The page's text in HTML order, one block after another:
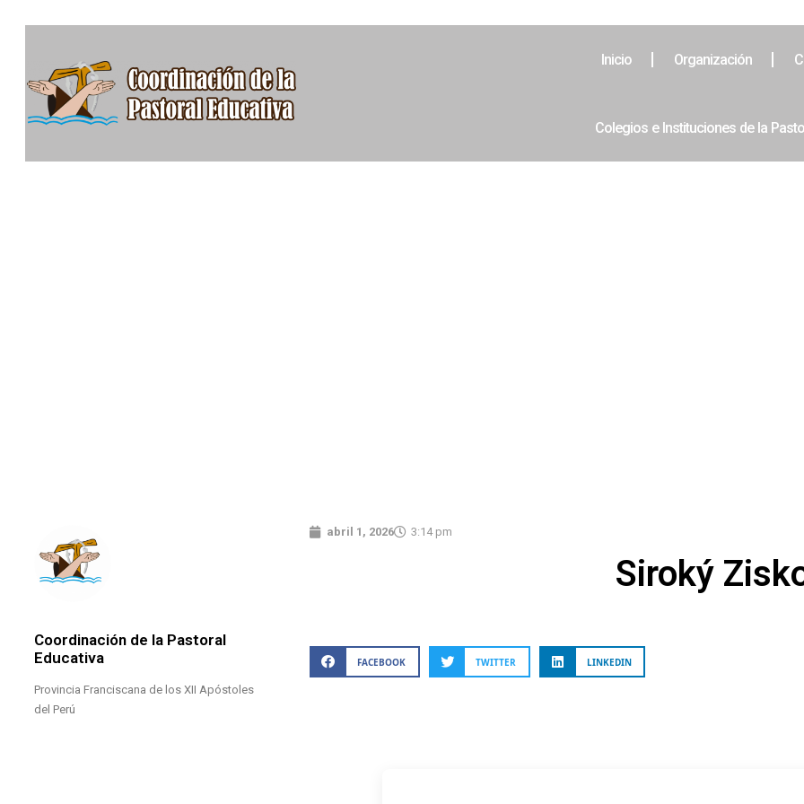
Inicio Organización
Colegios e Instituciones de la
Coordinación de la Pastoral
Educativa
Provincia Franciscana de los XII Apóstoles
del Perú
abril 1, 2026 3:14 pm
Siroký
FACEBOOK TWITTER LINKEDIN